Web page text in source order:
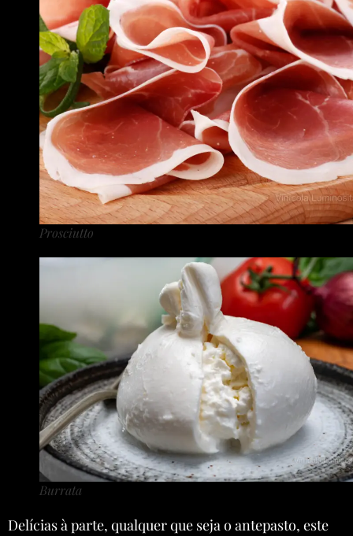
Prosciutto
Burrata
Delícias à parte, qualquer que seja o antepasto, este